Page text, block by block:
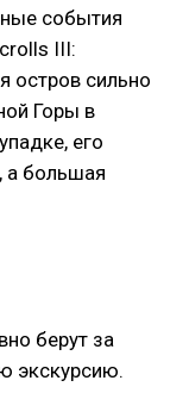
события
III:
остров сильно
Горы в
его
а большая
берут за
экскурсию.